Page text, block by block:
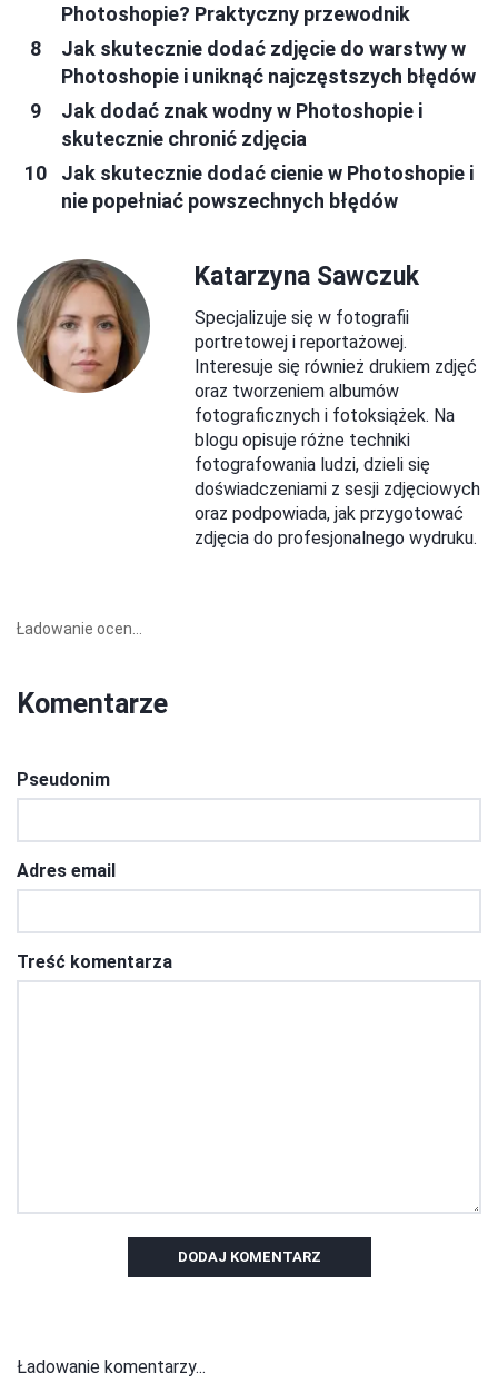
Photoshopie? Praktyczny przewodnik
Jak skutecznie dodać zdjęcie do warstwy w
Photoshopie i uniknąć najczęstszych błędów
Jak dodać znak wodny w Photoshopie i
skutecznie chronić zdjęcia
Jak skutecznie dodać cienie w Photoshopie i
nie popełniać powszechnych błędów
Katarzyna Sawczuk
Specjalizuje się w fotografii
portretowej i reportażowej.
Interesuje się również drukiem zdjęć
oraz tworzeniem albumów
fotograficznych i fotoksiążek. Na
blogu opisuje różne techniki
fotografowania ludzi, dzieli się
doświadczeniami z sesji zdjęciowych
oraz podpowiada, jak przygotować
zdjęcia do profesjonalnego wydruku.
Ładowanie ocen...
Komentarze
Pseudonim
Adres email
Treść komentarza
DODAJ KOMENTARZ
Ładowanie komentarzy...